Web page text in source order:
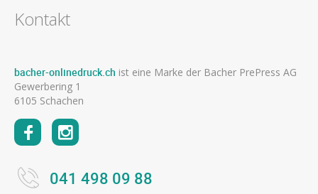
Kontakt
bacher-onlinedruck.ch ist eine Marke der Bacher PrePress AG
Gewerbering 1
6105 Schachen
041 498 09 88